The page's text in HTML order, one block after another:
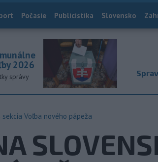
Počasie Publicistika Slovensko
2026
správy
sekcia Voľba nového pápeža